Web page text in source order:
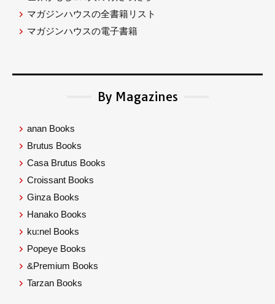
マガジンハウスの全書籍リスト
マガジンハウスの電子書籍
By Magazines
anan Books
Brutus Books
Casa Brutus Books
Croissant Books
Ginza Books
Hanako Books
ku:nel Books
Popeye Books
&Premium Books
Tarzan Books